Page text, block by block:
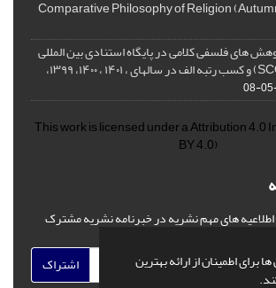
برای اطمینان از ارائه بهترین
های فلسفی کلامی در پایگاه استنادی بین المللی
اسکوپوس ( SCOPUS) و کسب رتبه الف در سالهای ، ۱۴۰۱ ، ۱۴۰۰، ۱۳۹۹،
This work is licensed under aAttribution 4.0
BY 4.0)
اطلاعیه های مهم نشریه در خبرنامه نشریه مشترک
اشتراک